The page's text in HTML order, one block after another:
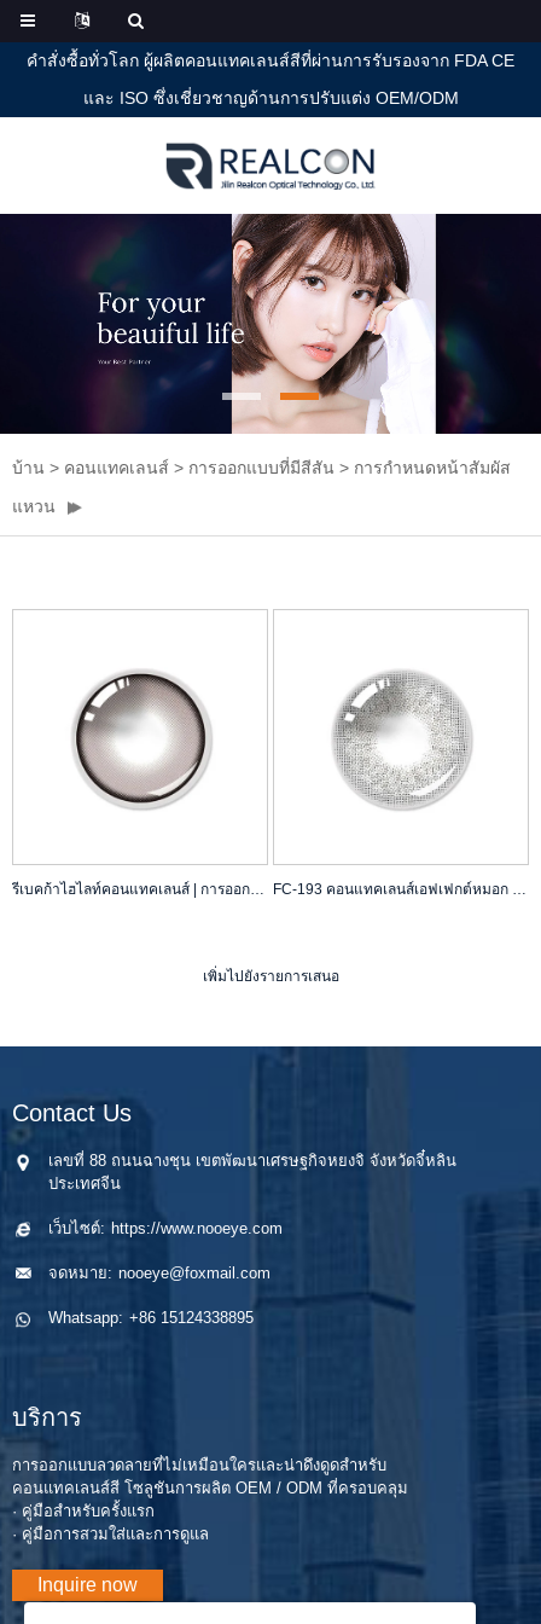
คำสั่งซื้อทั่วโลก ผู้ผลิตคอนแทคเลนส์สีที่ผ่านการรับรองจาก FDA CE
และ ISO ซึ่งเชี่ยวชาญด้านการปรับแต่ง OEM/ODM
บ้าน > คอนแทคเลนส์ > การออกแบบที่มีสีสัน > การกำหนดหน้าสัมผัส
แหวน
รีเบคก้าไฮไลท์คอนแทคเลนส์ | การออกแบบเสริมดวงตา | OEM FC-193 คอนแทคเลนส์เอฟเฟกต์หมอก - ดูละเอียดอ่อนและสกปรก
เพิ่มไปยังรายการเสนอ
Contact Us
เลขที่ 88 ถนนฉางชุน เขตพัฒนาเศรษฐกิจหยงจิ จังหวัดจี๋หลิน
ประเทศจีน
เว็บไซต์: https://www.nooeye.com
จดหมาย: nooeye@foxmail.com
Whatsapp: +86 15124338895
บริการ
การออกแบบลวดลายที่ไม่เหมือนใครและน่าดึงดูดสำหรับ
คอนแทคเลนส์สี โซลูชันการผลิต OEM / ODM ที่ครอบคลุม
· คู่มือสำหรับครั้งแรก
· คู่มือการสวมใส่และการดูแล
Inquire now